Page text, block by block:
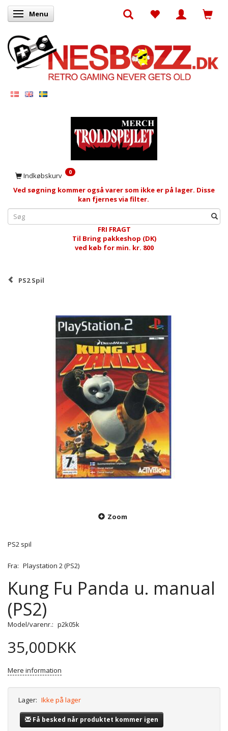
Skifte navigation
Menu
Indkøbskurv 0
Ved søgning kommer også varer som ikke er på lager. Disse
kan fjernes via filter.
FRI FRAGT
Til Bring pakkeshop (DK)
ved køb for min. kr. 800
PS2 Spil
Zoom
PS2 spil
Fra: Playstation 2 (PS2)
Kung Fu Panda u. manual
(PS2)
Model/varenr.: p2k05k
35,00DKK
Mere information
Lager: Ikke på lager
Få besked når produktet kommer igen